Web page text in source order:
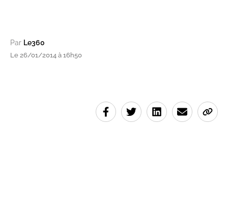
Par Le360
Le 26/01/2014 à 16h50